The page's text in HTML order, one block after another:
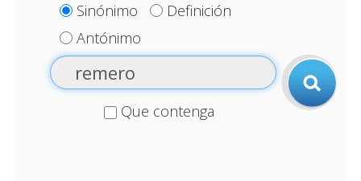
Sinónimo
Definición
Antónimo
Que contenga